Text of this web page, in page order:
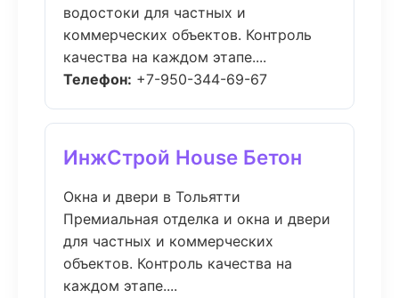
водостоки для частных и
коммерческих объектов. Контроль
качества на каждом этапе....
Телефон: +7-950-344-69-67
ИнжСтрой House Бетон
Окна и двери в Тольятти
Премиальная отделка и окна и двери
для частных и коммерческих
объектов. Контроль качества на
каждом этапе....